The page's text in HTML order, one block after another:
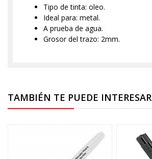
Tipo de tinta: oleo.
Ideal para: metal.
A prueba de agua.
Grosor del trazo: 2mm.
TAMBIÉN TE PUEDE INTERESAR